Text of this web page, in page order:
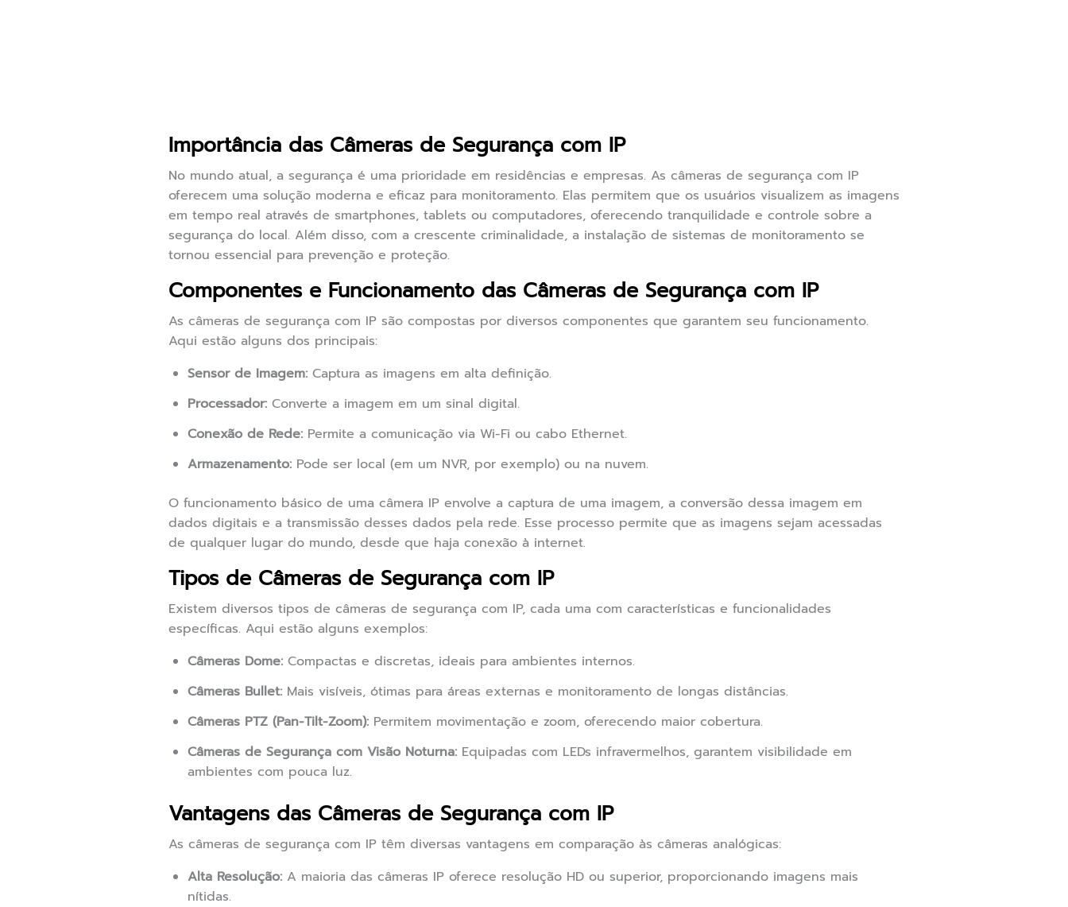
Importância das Câmeras de Segurança com IP
No mundo atual, a segurança é uma prioridade em residências e empresas. As câmeras de segurança com IP
oferecem uma solução moderna e eficaz para monitoramento. Elas permitem que os usuários visualizem as imagens
em tempo real através de smartphones, tablets ou computadores, oferecendo tranquilidade e controle sobre a
segurança do local. Além disso, com a crescente criminalidade, a instalação de sistemas de monitoramento se
tornou essencial para prevenção e proteção.
Componentes e Funcionamento das Câmeras de Segurança com IP
As câmeras de segurança com IP são compostas por diversos componentes que garantem seu funcionamento.
Aqui estão alguns dos principais:
Sensor de Imagem: Captura as imagens em alta definição.
Processador: Converte a imagem em um sinal digital.
Conexão de Rede: Permite a comunicação via Wi-Fi ou cabo Ethernet.
Armazenamento: Pode ser local (em um NVR, por exemplo) ou na nuvem.
O funcionamento básico de uma câmera IP envolve a captura de uma imagem, a conversão dessa imagem em
dados digitais e a transmissão desses dados pela rede. Esse processo permite que as imagens sejam acessadas
de qualquer lugar do mundo, desde que haja conexão à internet.
Tipos de Câmeras de Segurança com IP
Existem diversos tipos de câmeras de segurança com IP, cada uma com características e funcionalidades
específicas. Aqui estão alguns exemplos:
Câmeras Dome: Compactas e discretas, ideais para ambientes internos.
Câmeras Bullet: Mais visíveis, ótimas para áreas externas e monitoramento de longas distâncias.
Câmeras PTZ (Pan-Tilt-Zoom): Permitem movimentação e zoom, oferecendo maior cobertura.
Câmeras de Segurança com Visão Noturna: Equipadas com LEDs infravermelhos, garantem visibilidade em
ambientes com pouca luz.
Vantagens das Câmeras de Segurança com IP
As câmeras de segurança com IP têm diversas vantagens em comparação às câmeras analógicas:
Alta Resolução: A maioria das câmeras IP oferece resolução HD ou superior, proporcionando imagens mais
nítidas.